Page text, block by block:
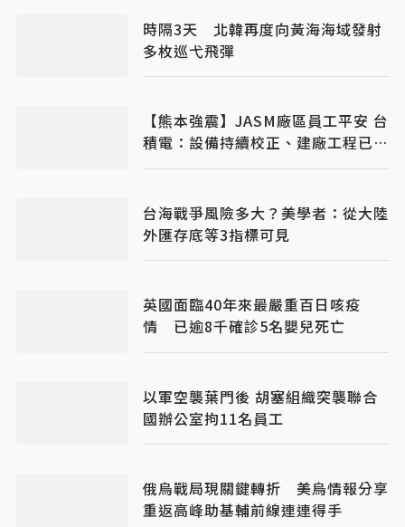
時隔3天 北韓再度向黃海海域發射
多枚巡弋飛彈
【熊本強震】JASM廠區員工平安 台
積電：設備持續校正、建廠工程已復
工
台海戰爭風險多大？美學者：從大陸
外匯存底等3指標可見
英國面臨40年來最嚴重百日咳疫
情 已逾8千確診5名嬰兒死亡
以軍空襲葉門後 胡塞組織突襲聯合
國辦公室拘11名員工
俄烏戰局現關鍵轉折 美烏情報分享
重返高峰助基輔前線連連得手